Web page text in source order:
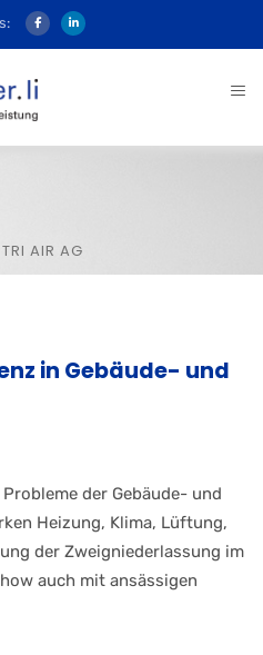
TRI AIR AG
in Gebäude- und
der Gebäude- und
Heizung, Klima, Lüftung,
der Zweigniederlassung im
auch mit ansässigen